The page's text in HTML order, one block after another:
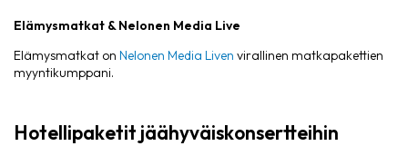
Elämysmatkat & Nelonen Media Live
Elämysmatkat on Nelonen Media Liven virallinen matkapakettien
myyntikumppani.
Hotellipaketit jäähyväiskonsertteihin